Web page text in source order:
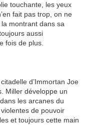
touchante, les yeux
fait pas trop, on ne
montrant dans sa
aussi
fois de plus.
d’Immortan Joe
Miller développe un
les arcanes du
de pouvoir
et toujours cette main